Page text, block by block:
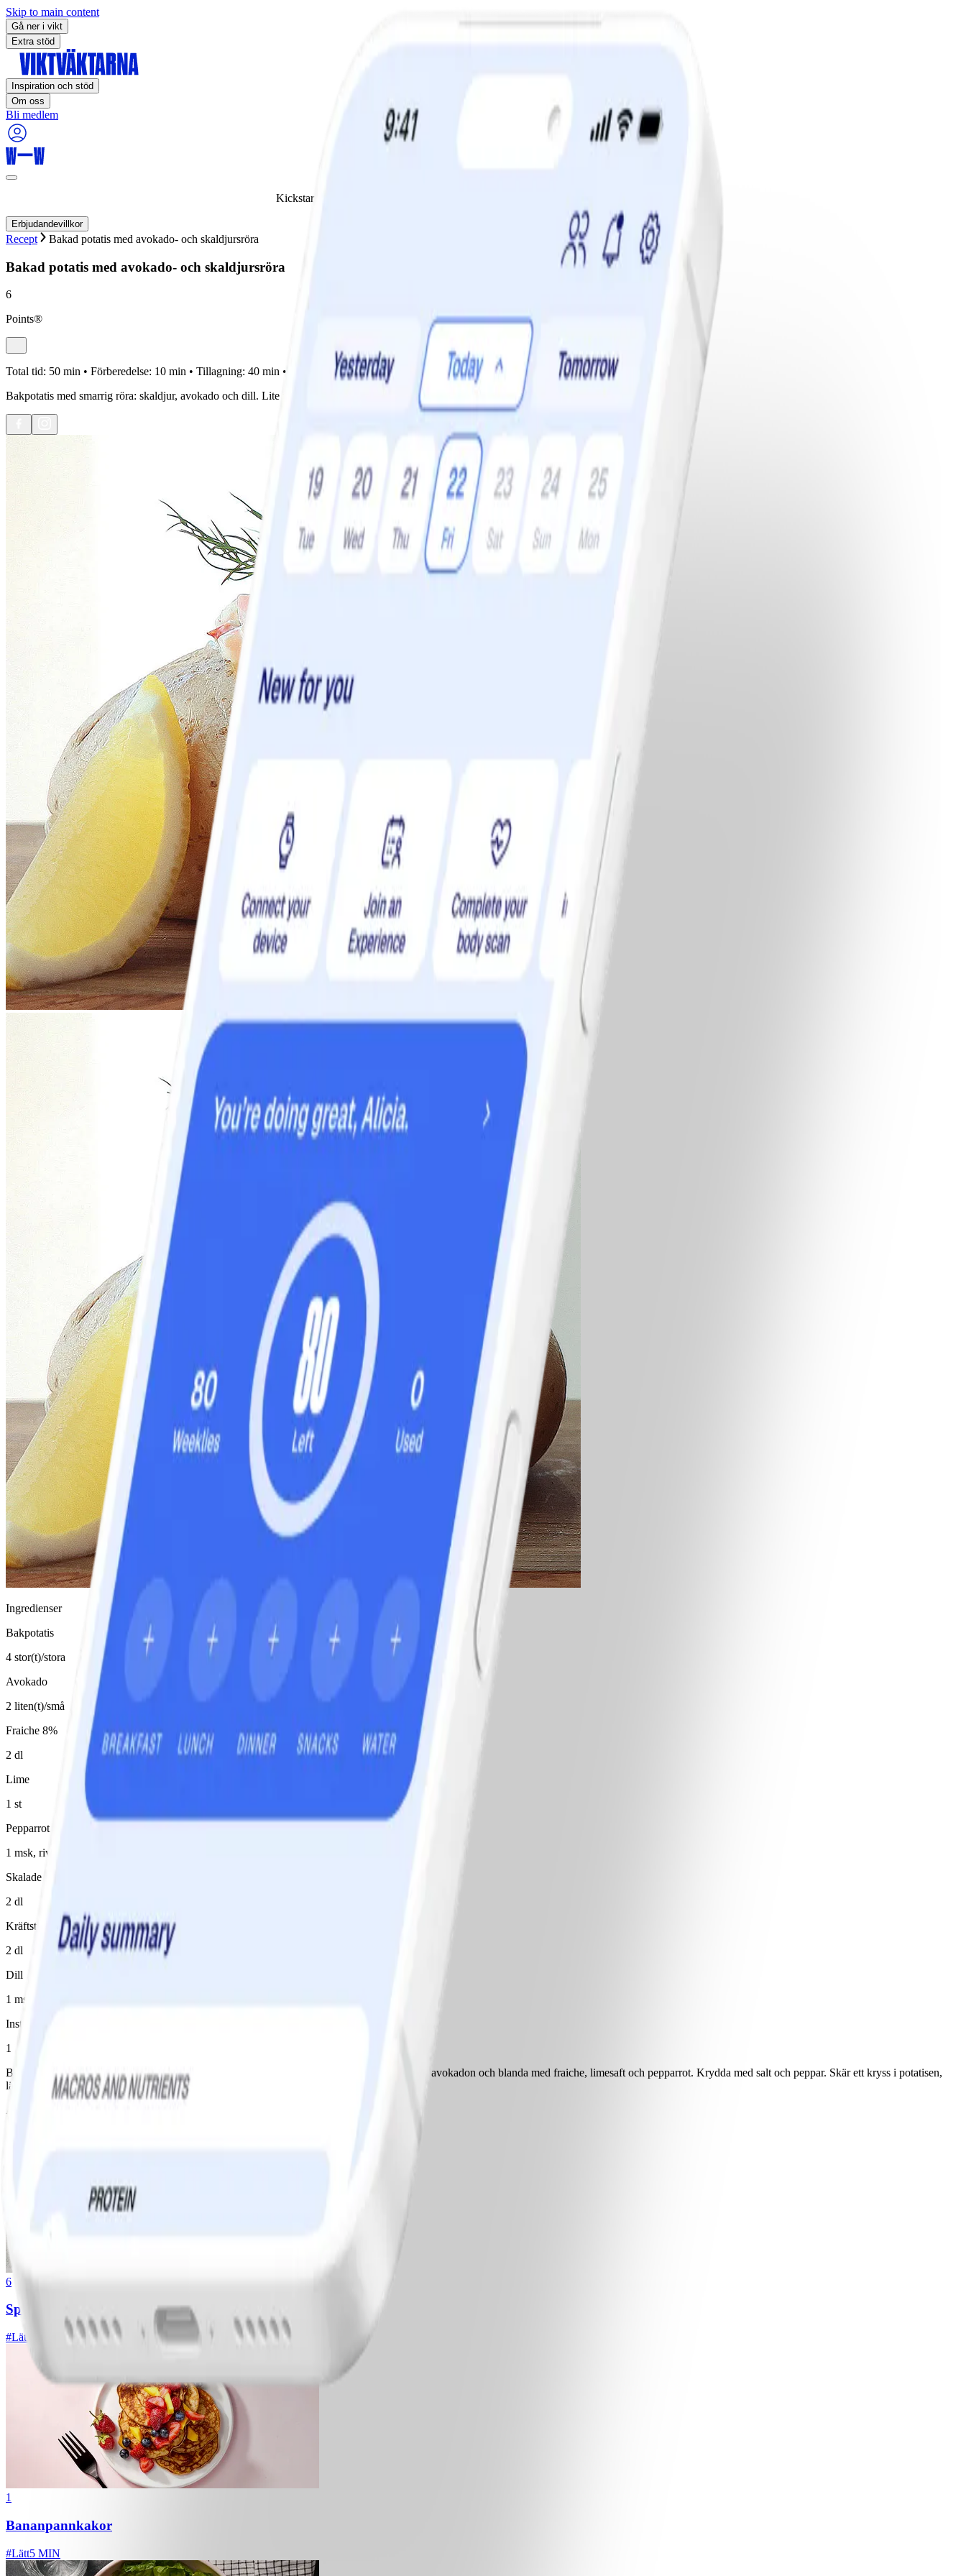
Skip to main content
Gå ner i vikt
Extra stöd
Inspiration och stöd
Om oss
Bli medlem
Kickstarta din viktminskningsresa nu! Spara 50% när du tecknar 12 månaders medlemskap.
Erbjudandevillkor
Recept Bakad potatis med avokado- och skaldjursröra
Bakad potatis med avokado- och skaldjursröra
6
Points®
Total tid: 50 min • Förberedelse: 10 min • Tillagning: 40 min • 4 •Svårighetsgrad:Lätt
Bakpotatis med smarrig röra: skaldjur, avokado och dill. Lite riven pepparrot och limesaft sätter fart på smakerna!
Ingredienser
Bakpotatis
4 stor(t)/stora
Avokado
2 liten(t)/små
Fraiche 8%
2 dl
Lime
1 st
Pepparrot
1 msk, riven/rivet, 1/2 -1 msk
Skalade räkor
2 dl
Kräftstjärtar
2 dl
Dill
1 msk
Instruktioner
1
Baka potatisarna på högsta effekt i micron ca 15 minuter eller i ugn 225° ca 50 minuter. Mosa avokadon och blanda med fraiche, limesaft och pepparrot. Krydda med salt och peppar. Skär ett kryss i potatisen,
lägg i avokadoröran och toppa med räkor, kräftstjärtar och dill. Servera med sallad.
Andra gillade också
6
Spagetti med köttfärssås
#Lätt
1
Bananpannkakor
#Lätt5 MIN